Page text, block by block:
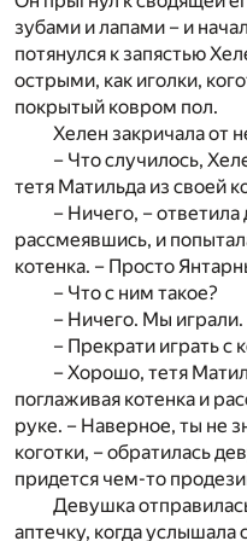
зубами и лапами – и
потянулся к запястью
острыми, как иголки,
покрытый ковром пол.
Хелен закричала от
– Что случилось,
тетя Матильда из своей
– Ничего, –
рассмеявшись, и
котенка. – Просто
– Что с ним такое?
– Ничего. Мы играли.
– Прекрати играть с
– Хорошо, тетя
поглаживая котенка и
руке. – Наверное, ты не
коготки, – обратилась
придется чем-то
Девушка
аптечку, когда услышала